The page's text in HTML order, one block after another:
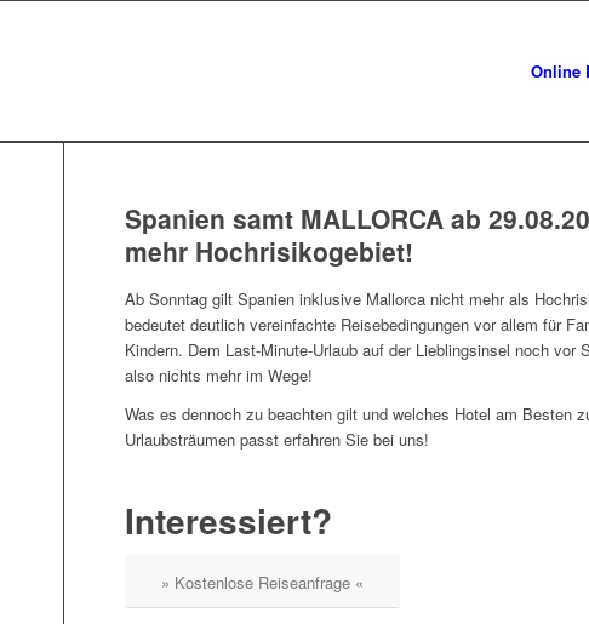
Online
Spanien samt MALLORCA ab
mehr Hochrisikogebiet!
Ab Sonntag gilt Spanien inklusive Mallorca nicht mehr als
bedeutet deutlich vereinfachte Reisebedingungen vor allem für
Kindern. Dem Last-Minute-Urlaub auf der Lieblingsinsel noch vor
also nichts mehr im Wege!
Was es dennoch zu beachten gilt und welches Hotel am Besten
Urlaubsträumen passt erfahren Sie bei uns!
Interessiert?
» Kostenlose Reiseanfrage «